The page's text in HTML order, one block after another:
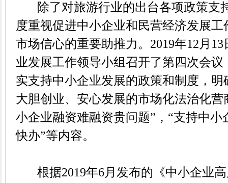
除了对旅游行业的出台各项政策支
度重视促进中小企业和民营经济发展
市场信心的重要助推力。2019年12月
业发展工作领导小组召开了第四次会
实支持中小企业发展的政策和制度，明
大胆创业、安心发展的市场化法治化营
小企业融资难融资贵问题”，“支持中
快办”等内容。
根据2019年6月发布的《中小企业高